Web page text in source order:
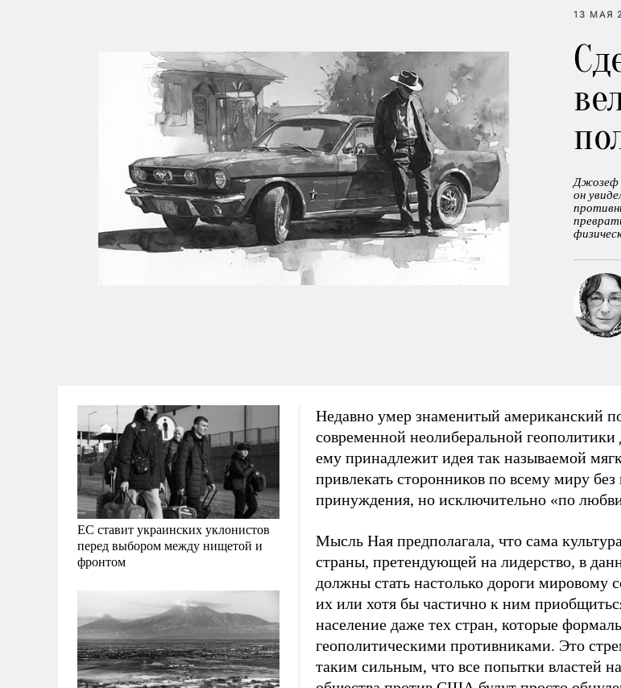
13 МАЯ
Джозеф
он
ЕС ставит украинских уклонистов
перед выбором между нищетой и
фронтом
Недавно умер знаменитый американский
современной неолиберальной
ему принадлежит идея так называемой
привлекать сторонников по всему миру без
принуждения, но исключительно «по
Мысль Ная предполагала, что сама
страны, претендующей на лидерство, в
должны стать настолько дороги мировому
их или хотя бы частично к ним
население даже тех стран, которые
геополитическими противниками. Это
таким сильным, что все попытки властей